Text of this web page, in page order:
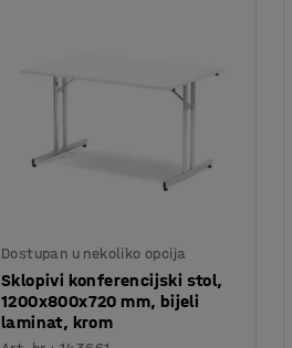
Dostupan u nekoliko opcija
Sklopivi konferencijski stol,
1200x800x720 mm, bijeli
laminat, krom